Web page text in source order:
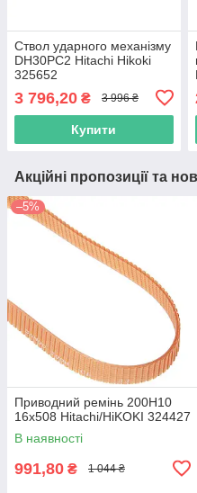
Ствол ударного механізму
DH30PC2 Hitachi Hikoki
325652
3 796,20 ₴ 3 996 ₴
Купити
Акційні пропозиції та
–5%
Приводний ремінь 200Н10
16х508 Hitachi/HiKOKI 324427
В наявності
991,80 ₴ 1 044 ₴